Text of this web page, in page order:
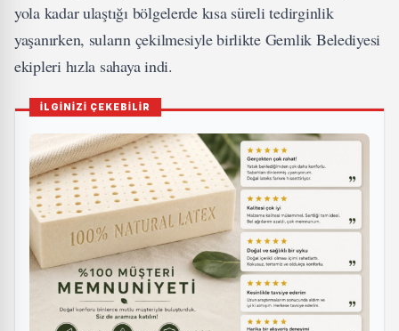
yola kadar ulaştığı bölgelerde kısa süreli tedirginlik
yaşanırken, suların çekilmesiyle birlikte Gemlik Belediyesi
ekipleri hızla sahaya indi.
İLGİNİZİ ÇEKEBİLİR